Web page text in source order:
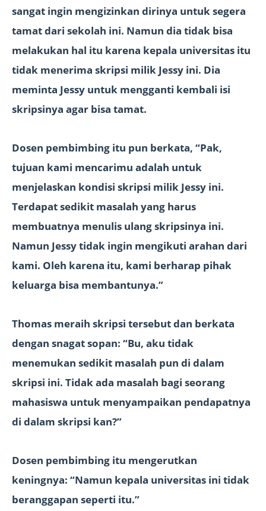
sangat ingin mengizinkan dirinya untuk segera
tamat dari sekolah ini. Namun dia tidak bisa
melakukan hal itu karena kepala universitas itu
tidak menerima skripsi milik Jessy ini. Dia
meminta Jessy untuk mengganti kembali isi
skripsinya agar bisa tamat.
Dosen pembimbing itu pun berkata, “Pak,
tujuan kami mencarimu adalah untuk
menjelaskan kondisi skripsi milik Jessy ini.
Terdapat sedikit masalah yang harus
membuatnya menulis ulang skripsinya ini.
Namun Jessy tidak ingin mengikuti arahan dari
kami. Oleh karena itu, kami berharap pihak
keluarga bisa membantunya.”
Thomas meraih skripsi tersebut dan berkata
dengan snagat sopan: “Bu, aku tidak
menemukan sedikit masalah pun di dalam
skripsi ini. Tidak ada masalah bagi seorang
mahasiswa untuk menyampaikan pendapatnya
di dalam skripsi kan?”
Dosen pembimbing itu mengerutkan
keningnya: “Namun kepala universitas ini tidak
beranggapan seperti itu.”